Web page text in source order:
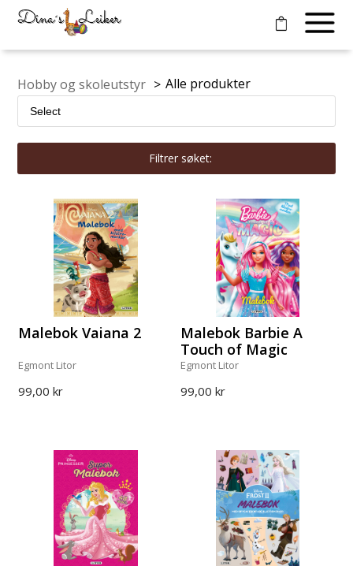
Hobby og skoleutstyr > Alle produkter
Filtrer søket:
Malebok Vaiana 2
Egmont Litor
99,00 kr
Malebok Barbie A
Touch of Magic
Egmont Litor
99,00 kr